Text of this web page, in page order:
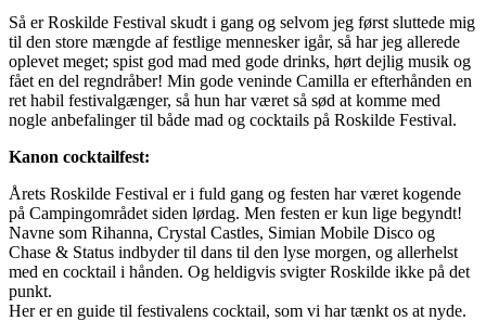
Så er Roskilde Festival skudt i gang og selvom jeg først sluttede mig
til den store mængde af festlige mennesker igår, så har jeg allerede
oplevet meget; spist god mad med gode drinks, hørt dejlig musik og
fået en del regndråber! Min gode veninde Camilla er efterhånden en
ret habil festivalgænger, så hun har været så sød at komme med
nogle anbefalinger til både mad og cocktails på Roskilde Festival.
Kanon cocktailfest:
Årets Roskilde Festival er i fuld gang og festen har været kogende
på Campingområdet siden lørdag. Men festen er kun lige begyndt!
Navne som Rihanna, Crystal Castles, Simian Mobile Disco og
Chase & Status indbyder til dans til den lyse morgen, og allerhelst
med en cocktail i hånden. Og heldigvis svigter Roskilde ikke på det
punkt.
Her er en guide til festivalens cocktail, som vi har tænkt os at nyde.